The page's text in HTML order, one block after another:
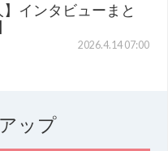
】インタビューまと
2026.4.14 07:00
ップ